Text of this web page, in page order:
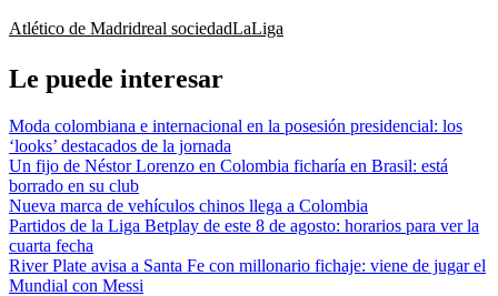
Atlético de Madridreal sociedadLaLiga
Le puede interesar
Moda colombiana e internacional en la posesión presidencial: los
‘looks’ destacados de la jornada
Un fijo de Néstor Lorenzo en Colombia ficharía en Brasil: está
borrado en su club
Nueva marca de vehículos chinos llega a Colombia
Partidos de la Liga Betplay de este 8 de agosto: horarios para ver la
cuarta fecha
River Plate avisa a Santa Fe con millonario fichaje: viene de jugar el
Mundial con Messi